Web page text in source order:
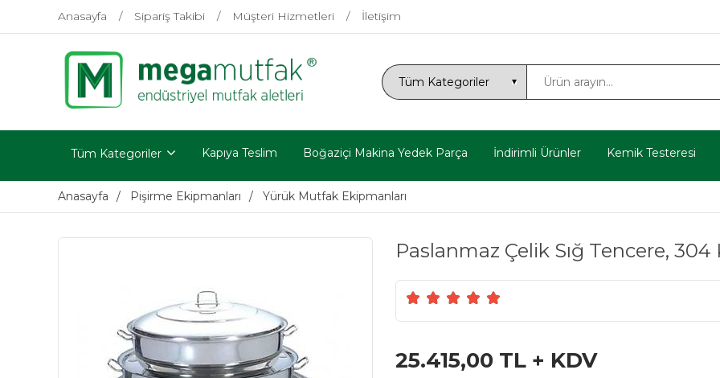
Anasayfa Sipariş Takibi Müşteri Hizmetleri İletişim
Tüm Kategoriler Kapıya Teslim Boğaziçi Makina Yedek Parça İndirimli Ürünler Kemik Testeresi
Anasayfa Pişirme Ekipmanları Yürük Mutfak Ekipmanları
Paslanmaz Çelik Sığ Tencere, 304
25.415,00 TL + KDV